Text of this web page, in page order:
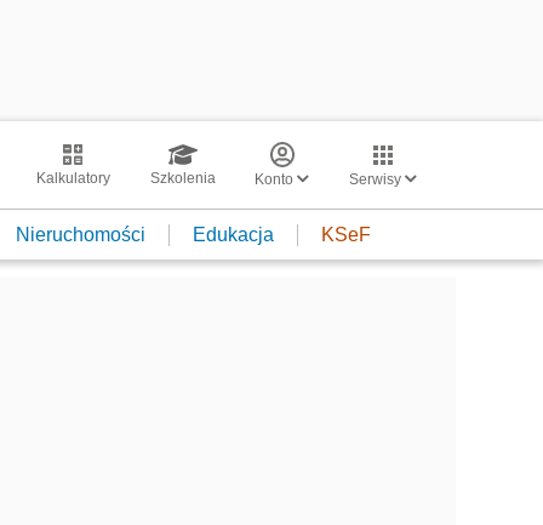
Kalkulatory Szkolenia Konto Serwisy
Nieruchomości Edukacja KSeF